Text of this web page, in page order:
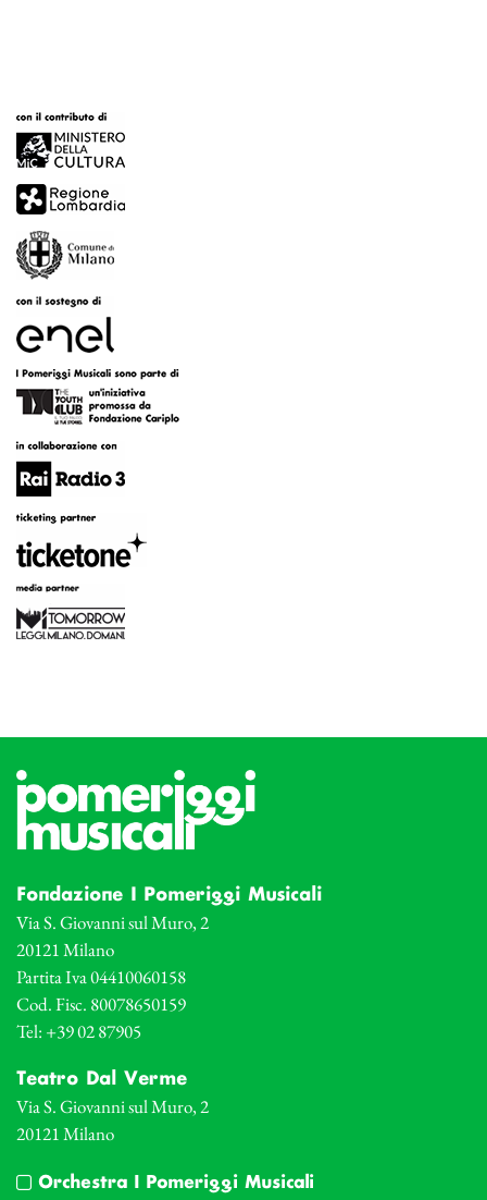
Fondazione I Pomeriggi Musicali
Via S. Giovanni sul Muro, 2
20121 Milano
Partita Iva 04410060158
Cod. Fisc. 80078650159
Tel: +39 02 87905
Teatro Dal Verme
Via S. Giovanni sul Muro, 2
20121 Milano
Orchestra I Pomeriggi Musicali